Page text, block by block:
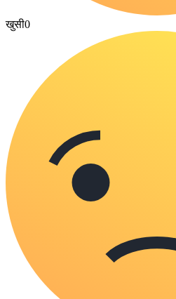
खुसी0